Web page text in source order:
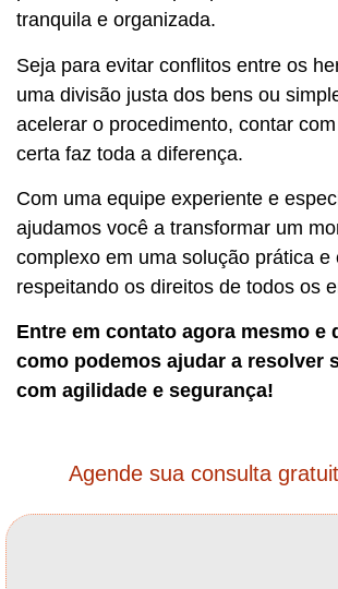
tranquila e organizada.
Seja para evitar conflitos entre os
uma divisão justa dos bens ou
acelerar o procedimento, contar
certa faz toda a diferença.
Com uma equipe experiente e
ajudamos você a transformar um
complexo em uma solução prática e
respeitando os direitos de todos os
Entre em contato agora mesmo e
como podemos ajudar a resolver
com agilidade e segurança!
Agende sua consulta